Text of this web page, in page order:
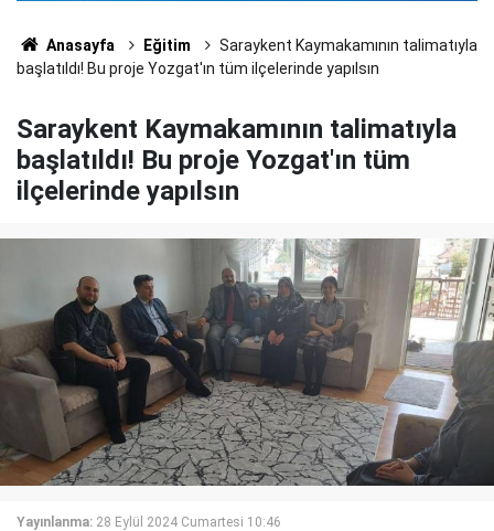
Anasayfa Eğitim
Saraykent Kaymakamının talimatıyla
başlatıldı! Bu proje Yozgat'ın tüm ilçelerinde yapılsın
Saraykent Kaymakamının talimatıyla
başlatıldı! Bu proje Yozgat'ın tüm
ilçelerinde yapılsın
Yayınlanma: 28 Eylül 2024 Cumartesi 10:46